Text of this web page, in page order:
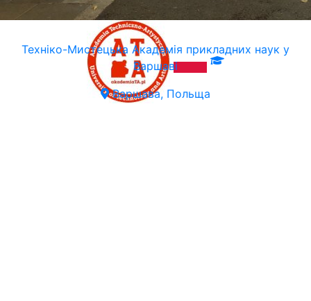
Техніко-Мистецька Академія прикладних наук у
Варшаві
Варшава, Польща